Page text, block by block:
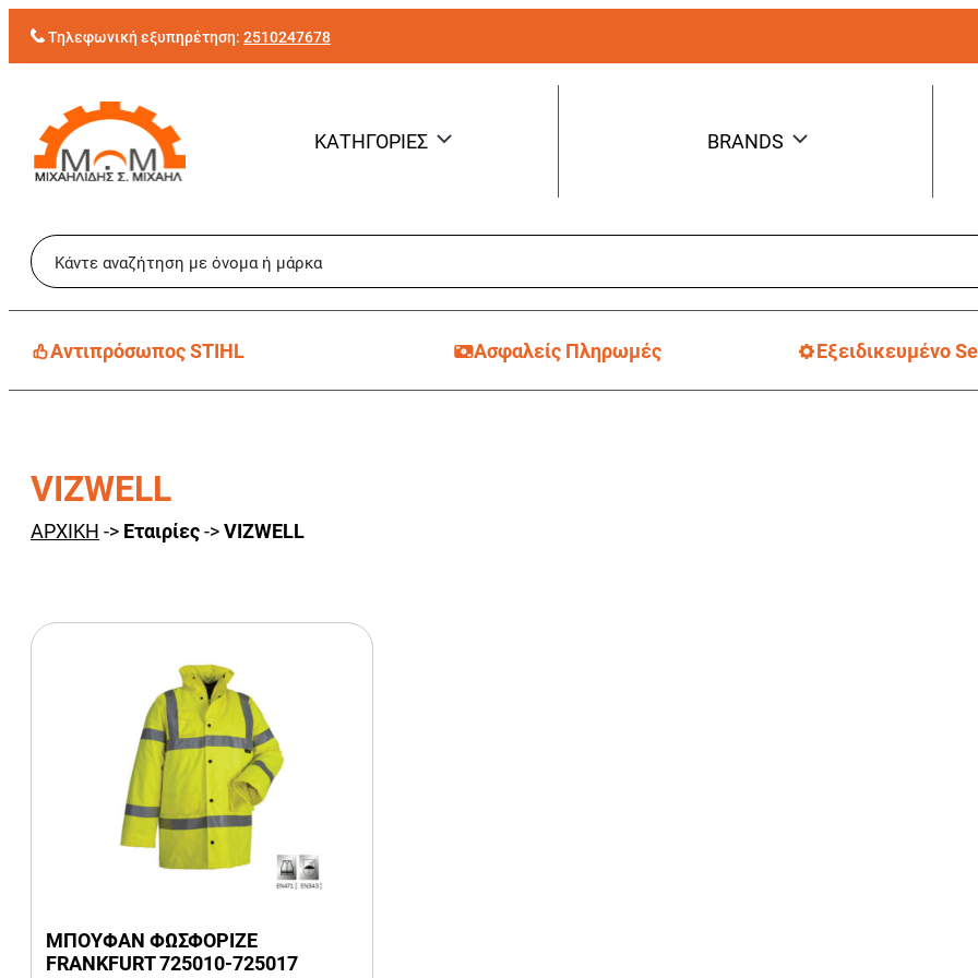
Τηλεφωνική εξυπηρέτηση: 2510247678
ΚΑΤΗΓΟΡΙΕΣ BRANDS
Aντιπρόσωπος STIHL Ασφαλείς Πληρωμές Εξειδικευμένο
VIZWELL
ΑΡΧΙΚΗ -> Εταιρίες->VIZWELL
ΜΠΟΥΦΑΝ ΦΩΣΦΟΡΙΖΕ
FRANKFURT 725010-725017